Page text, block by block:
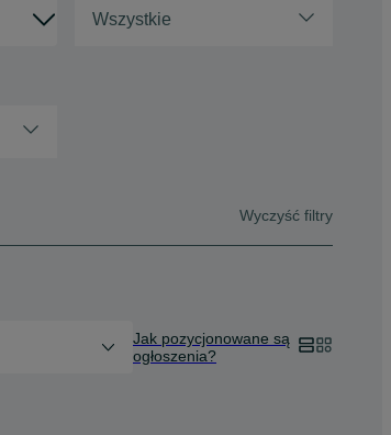
Wszystkie
Wyczyść filtry
Jak pozycjonowane są
ogłoszenia?